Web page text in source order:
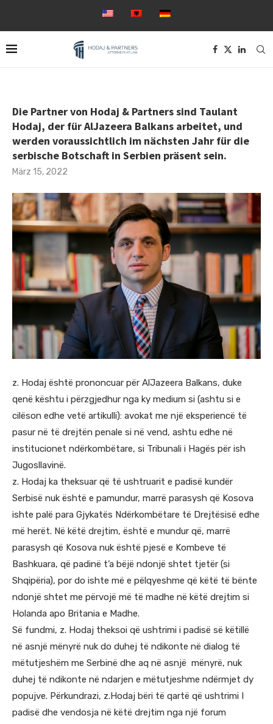
Die Partner von Hodaj & Partners sind Taulant
Hodaj, der für AlJazeera Balkans arbeitet, und
werden voraussichtlich im nächsten Jahr für die
serbische Botschaft in Serbien präsent sein.
März 15, 2022
z. Hodaj është prononcuar për AlJazeera Balkans, duke
qenë kështu i përzgjedhur nga ky medium si (ashtu si e
cilëson edhe vetë artikulli): avokat me një eksperiencë të
pasur në të drejtën penale si në vend, ashtu edhe në
institucionet ndërkombëtare, si Tribunali i Hagës për ish
Jugosllavinë.
z. Hodaj ka theksuar që të ushtruarit e padisë kundër
Serbisë nuk është e pamundur, marrë parasysh që Kosova
ishte palë para Gjykatës Ndërkombëtare të Drejtësisë edhe
më herët. Në këtë drejtim, është e mundur që, marrë
parasysh që Kosova nuk është pjesë e Kombeve të
Bashkuara, që padinë t’a bëjë ndonjë shtet tjetër (si
Shqipëria), por do ishte më e pëlqyeshme që këtë të bënte
ndonjë shtet me përvojë më të madhe në këtë drejtim si
Holanda apo Britania e Madhe.
Së fundmi, z. Hodaj theksoi që ushtrimi i padisë së këtillë
në asnjë mënyrë nuk do duhej të ndikonte në dialog të
mëtutjeshëm me Serbinë dhe aq në asnjë mënyrë, nuk
duhej të ndikonte në ndarjen e mëtutjeshme ndërmjet dy
popujve. Përkundrazi, z.Hodaj bëri të qartë që ushtrimi I
padisë dhe vendosja në këtë drejtim nga një forum